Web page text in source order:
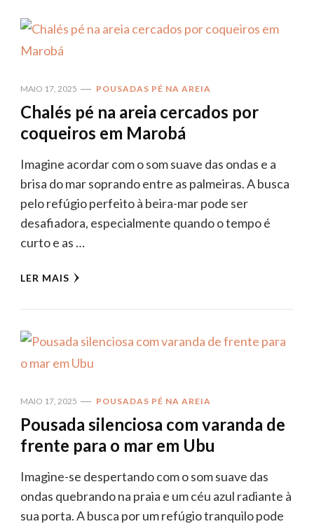
MAIO 17, 2025 POUSADAS PÉ NA AREIA
Chalés pé na areia cercados por
coqueiros em Marobá
Imagine acordar com o som suave das ondas e a
brisa do mar soprando entre as palmeiras. A busca
pelo refúgio perfeito à beira-mar pode ser
desafiadora, especialmente quando o tempo é
curto e as …
LER MAIS
MAIO 17, 2025 POUSADAS PÉ NA AREIA
Pousada silenciosa com varanda de
frente para o mar em Ubu
Imagine-se despertando com o som suave das
ondas quebrando na praia e um céu azul radiante à
sua porta. A busca por um refúgio tranquilo pode